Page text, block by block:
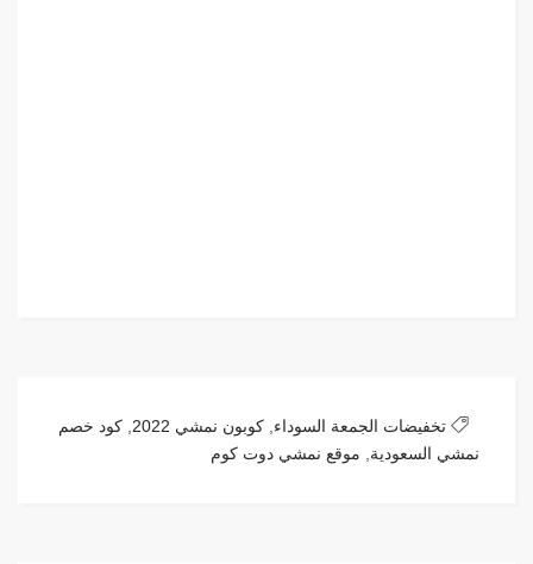
تخفيضات الجمعة السوداء, كوبون نمشي 2022 , كود خصم
نمشي السعودية, موقع نمشي دوت كوم